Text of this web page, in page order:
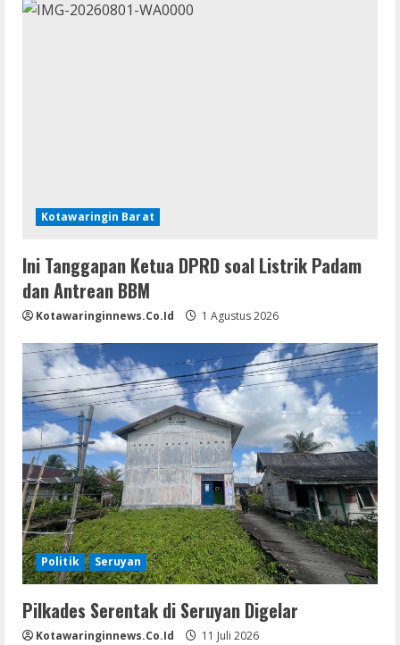
Kotawaringin Barat
Ini Tanggapan Ketua DPRD soal Listrik Padam
dan Antrean BBM
Kotawaringinnews.co.id 1 Agustus 2026
Politik Seruyan
Pilkades Serentak di Seruyan Digelar
Kotawaringinnews.co.id 11 Juli 2026